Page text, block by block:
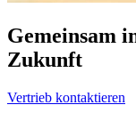
Gemeinsam
Zukunft
Vertrieb kontaktieren